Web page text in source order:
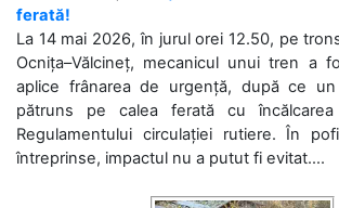
ferată!
La 14 mai 2026, în jurul orei 12.50, pe
Ocnița–Vălcineț, mecanicul unui tren a
aplice frânarea de urgență, după ce
pătruns pe calea ferată cu încălcarea
Regulamentului circulației rutiere. În
întreprinse, impactul nu a putut fi evitat....